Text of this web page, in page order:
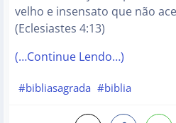
velho e insensato que não
(Eclesiastes 4:13)
(…Continue Lendo…)
#bibliasagrada #biblia